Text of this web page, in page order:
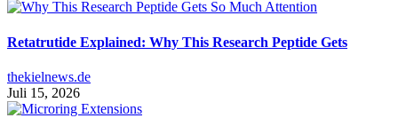
Retatrutide Explained: Why This Research Peptide Gets
thekielnews.de
Juli 15, 2026